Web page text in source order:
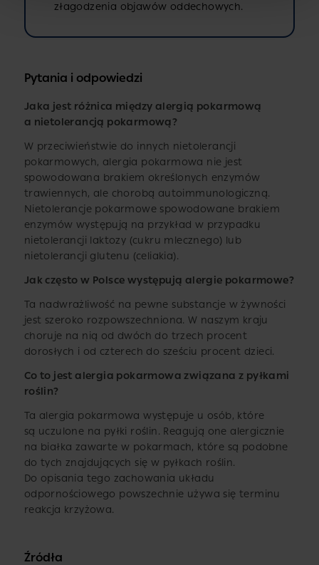
złagodzenia objawów oddechowych.
Pytania i odpowiedzi
Jaka jest różnica między alergią pokarmową
a nietolerancją pokarmową?
W przeciwieństwie do innych nietolerancji
pokarmowych, alergia pokarmowa nie jest
spowodowana brakiem określonych enzymów
trawiennych, ale chorobą autoimmunologiczną.
Nietolerancje pokarmowe spowodowane brakiem
enzymów występują na przykład w przypadku
nietolerancji laktozy (cukru mlecznego) lub
nietolerancji glutenu (celiakia).
Jak często w Polsce występują alergie pokarmowe?
Ta nadwrażliwość na pewne substancje w żywności
jest szeroko rozpowszechniona. W naszym kraju
choruje na nią od dwóch do trzech procent
dorosłych i od czterech do sześciu procent dzieci.
Co to jest alergia pokarmowa związana z pyłkami
roślin?
Ta alergia pokarmowa występuje u osób, które
są uczulone na pyłki roślin. Reagują one alergicznie
na białka zawarte w pokarmach, które są podobne
do tych znajdujących się w pyłkach roślin.
Do opisania tego zachowania układu
odpornościowego powszechnie używa się terminu
reakcja krzyżowa.
Źródła